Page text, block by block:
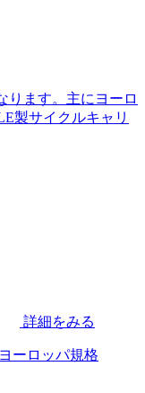
ります。主にヨーロ
製サイクルキャリ
詳細をみる